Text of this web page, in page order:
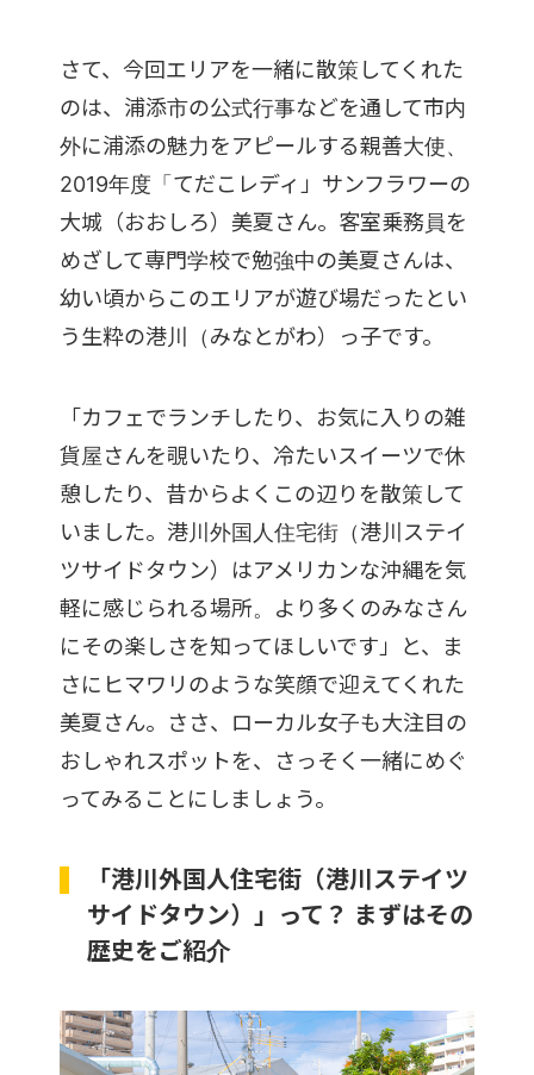
さて、今回エリアを一緒に散策してくれた
のは、浦添市の公式行事などを通して市内
外に浦添の魅力をアピールする親善大使、
2019年度「てだこレディ」サンフラワーの
大城（おおしろ）美夏さん。客室乗務員を
めざして専門学校で勉強中の美夏さんは、
幼い頃からこのエリアが遊び場だったとい
う生粋の港川（みなとがわ）っ子です。
「カフェでランチしたり、お気に入りの雑
貨屋さんを覗いたり、冷たいスイーツで休
憩したり、昔からよくこの辺りを散策して
いました。港川外国人住宅街（港川ステイ
ツサイドタウン）はアメリカンな沖縄を気
軽に感じられる場所。より多くのみなさん
にその楽しさを知ってほしいです」と、ま
さにヒマワリのような笑顔で迎えてくれた
美夏さん。ささ、ローカル女子も大注目の
おしゃれスポットを、さっそく一緒にめぐ
ってみることにしましょう。
「港川外国人住宅街（港川ステイツ
サイドタウン）」って？ まずはその
歴史をご紹介